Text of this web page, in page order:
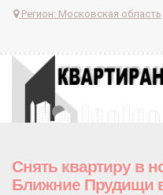
Регион: Московская область
Снять квартиру в
Ближние Прудищи